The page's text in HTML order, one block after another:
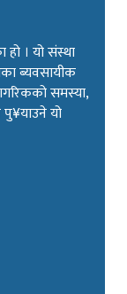
हो । यो संस्था
ब्यवसायीक
समस्या,
पु¥याउने यो